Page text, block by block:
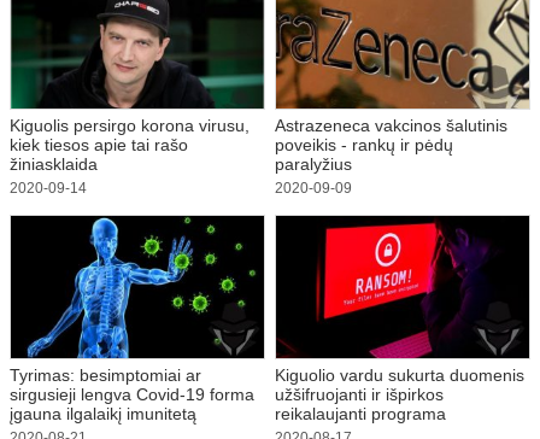
Kiguolis persirgo korona virusu,
kiek tiesos apie tai rašo
žiniasklaida
2020-09-14
Astrazeneca vakcinos šalutinis
poveikis - rankų ir pėdų
paralyžius
2020-09-09
Tyrimas: besimptomiai ar
sirgusieji lengva Covid-19 forma
įgauna ilgalaikį imunitetą
Kiguolio vardu sukurta duomenis
užšifruojanti ir išpirkos
reikalaujanti programa